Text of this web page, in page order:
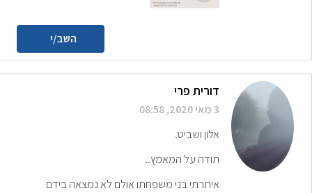
השב/י
דורית פרי
3 מאי 2020, 08:58
אלון ושביט.
תודה על המאמץ..
איתרתי בני משפחתו אולם לא נמצאה בידם